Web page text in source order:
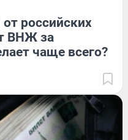
российских
ВНЖ за
чаще всего?